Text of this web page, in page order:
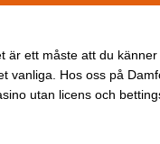
är ett måste att du
vanliga. Hos oss på
utan licens och